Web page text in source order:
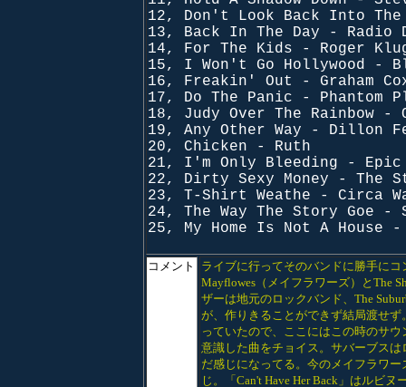
12, Don't Look Back Into
13, Back In The Day - Radio
14, For The Kids - Roger
15, I Won't Go Hollywood -
16, Freakin' Out - Graham
17, Do The Panic - Phantom
18, Judy Over The Rainbow -
19, Any Other Way - Dillon
20, Chicken - Ruth
21, I'm Only Bleeding - Epic
22, Dirty Sexy Money - The
23, T-Shirt Weathe - Circa
24, The Way The Story Goe -
25, My Home Is Not A House
コメント
ライブに行ってそのバンドに勝手に
Mayflowes（メイフラワーズ）とThe
ザーは地元のロックバンド、The
が、作りきることができず結局渡せ
っていたので、ここにはこの時のサ
意識した曲をチョイス。サバーブス
だ感じになってる。今のメイフラワ
じ。「Can't Have Her Back」はルビ